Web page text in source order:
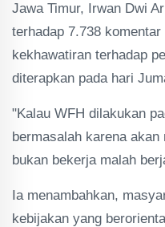
Jawa Timur, Irwan Dwi
terhadap 7.738
kekhawatiran terhadap
diterapkan pada hari
"Kalau WFH dilakukan
bermasalah karena
bukan bekerja malah
Ia menambahkan,
kebijakan yang